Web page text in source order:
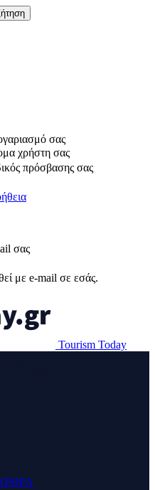
σας
χρήστη σας
πρόσβασης σας
σας
με e-mail σε εσάς.
Tourism Today